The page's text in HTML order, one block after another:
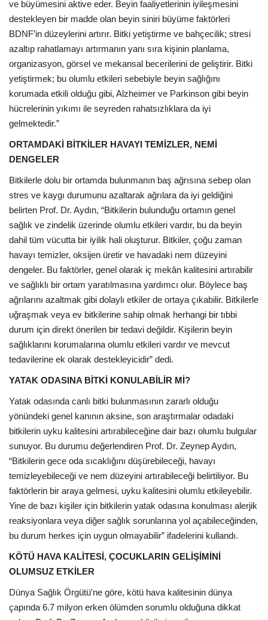
ve büyümesini aktive eder. Beyin faaliyetlerinin iyileşmesini
destekleyen bir madde olan beyin siniri büyüme faktörleri
BDNF’in düzeylerini artırır. Bitki yetiştirme ve bahçecilik; stresi
azaltıp rahatlamayı artırmanın yanı sıra kişinin planlama,
organizasyon, görsel ve mekansal becerilerini de geliştirir. Bitki
yetiştirmek; bu olumlu etkileri sebebiyle beyin sağlığını
korumada etkili olduğu gibi, Alzheimer ve Parkinson gibi beyin
hücrelerinin yıkımı ile seyreden rahatsızlıklara da iyi
gelmektedir.”
ORTAMDAKİ BİTKİLER HAVAYI TEMİZLER, NEMİ
DENGELER
Bitkilerle dolu bir ortamda bulunmanın baş ağrısına sebep olan
stres ve kaygı durumunu azaltarak ağrılara da iyi geldiğini
belirten Prof. Dr. Aydın, “Bitkilerin bulunduğu ortamın genel
sağlık ve zindelik üzerinde olumlu etkileri vardır, bu da beyin
dahil tüm vücutta bir iyilik hali oluşturur. Bitkiler, çoğu zaman
havayı temizler, oksijen üretir ve havadaki nem düzeyini
dengeler. Bu faktörler, genel olarak iç mekân kalitesini artırabilir
ve sağlıklı bir ortam yaratılmasına yardımcı olur. Böylece baş
ağrılarını azaltmak gibi dolaylı etkiler de ortaya çıkabilir. Bitkilerle
uğraşmak veya ev bitkilerine sahip olmak herhangi bir tıbbi
durum için direkt önerilen bir tedavi değildir. Kişilerin beyin
sağlıklarını korumalarına olumlu etkileri vardır ve mevcut
tedavilerine ek olarak destekleyicidir” dedi.
YATAK ODASINA BİTKİ KONULABİLİR Mİ?
Yatak odasında canlı bitki bulunmasının zararlı olduğu
yönündeki genel kanının aksine, son araştırmalar odadaki
bitkilerin uyku kalitesini artırabileceğine dair bazı olumlu bulgular
sunuyor. Bu durumu değerlendiren Prof. Dr. Zeynep Aydın,
“Bitkilerin gece oda sıcaklığını düşürebileceği, havayı
temizleyebileceği ve nem düzeyini artırabileceği belirtiliyor. Bu
faktörlerin bir araya gelmesi, uyku kalitesini olumlu etkileyebilir.
Yine de bazı kişiler için bitkilerin yatak odasına konulması alerjik
reaksiyonlara veya diğer sağlık sorunlarına yol açabileceğinden,
bu durum herkes için uygun olmayabilir” ifadelerini kullandı.
KÖTÜ HAVA KALİTESİ, ÇOCUKLARIN GELİŞİMİNİ
OLUMSUZ ETKİLER
Dünya Sağlık Örgütü'ne göre, kötü hava kalitesinin dünya
çapında 6.7 milyon erken ölümden sorumlu olduğuna dikkat